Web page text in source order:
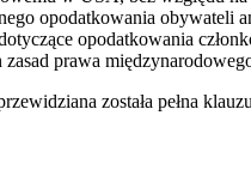
opodatkowania obywateli
opodatkowania
prawa
została pełna